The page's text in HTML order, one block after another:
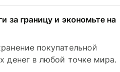
за границу и экономьте на
покупательной
денег в любой точке мира.